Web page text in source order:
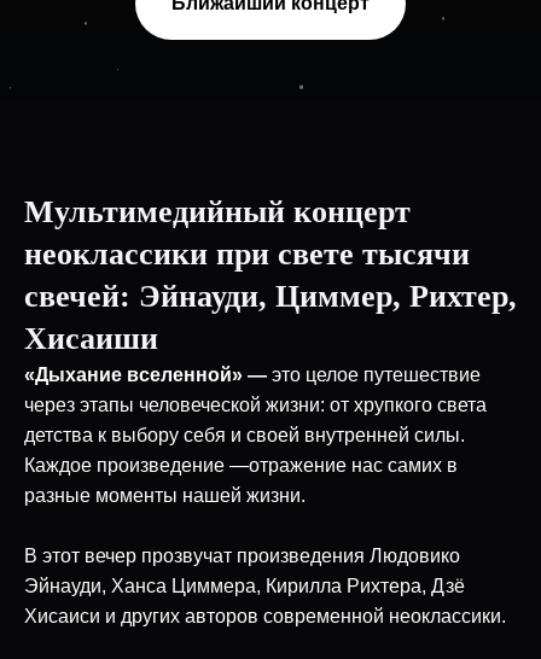
Мультимедийный концерт
неоклассики при свете тысячи
свечей: Эйнауди, Циммер, Рихтер,
Хисаиши
«Дыхание вселенной» — это целое путешествие
через этапы человеческой жизни: от хрупкого света
детства к выбору себя и своей внутренней силы.
Каждое произведение —отражение нас самих в
разные моменты нашей жизни.
В этот вечер прозвучат произведения Людовико
Эйнауди, Ханса Циммера, Кирилла Рихтера, Дзё
Хисаиси и других авторов современной неоклассики.